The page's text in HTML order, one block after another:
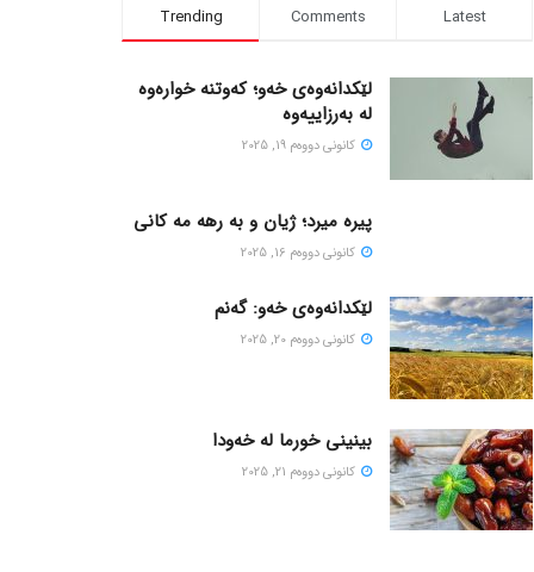
Trending Comments Latest
لێکدانەوەی خەو؛ کەوتنە خوارەوە
لە بەرزاییەوە
كانونی دووه‌م 19, 2025
پیره میرد؛ ژیان و به رهه مه کانی
كانونی دووه‌م 16, 2025
لێکدانەوەی خەو: گەنم
كانونی دووه‌م 20, 2025
بینینی خورما لە خەودا
كانونی دووه‌م 21, 2025